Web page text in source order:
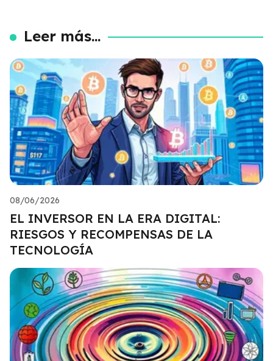
Leer más...
08/06/2026
EL INVERSOR EN LA ERA DIGITAL:
RIESGOS Y RECOMPENSAS DE LA
TECNOLOGÍA